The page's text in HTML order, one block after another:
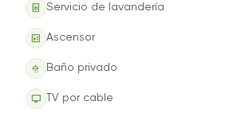
local_laundry_service Servicio de lavandería
elevator Ascensor
shower Baño privado
tv TV por cable